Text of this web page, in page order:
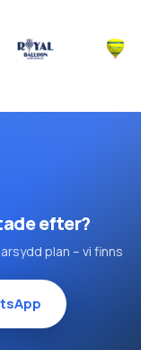
efter?
plan – vi finns